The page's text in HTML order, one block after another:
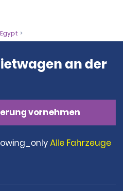
Egypt
an der
vornehmen
Alle Fahrzeuge